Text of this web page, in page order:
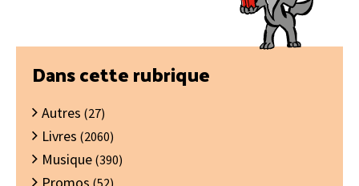
Barre
latérale
principale
Dans cette rubrique
Autres (27)
Livres (2060)
Musique (390)
Promos (52)